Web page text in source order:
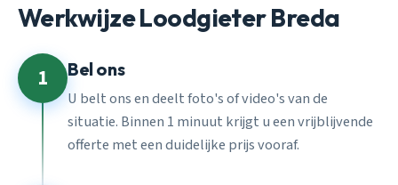
Werkwijze Loodgieter Breda
1 Bel ons
U belt ons en deelt foto's of video's van de
situatie. Binnen 1 minuut krijgt u een vrijblijvende
offerte met een duidelijke prijs vooraf.